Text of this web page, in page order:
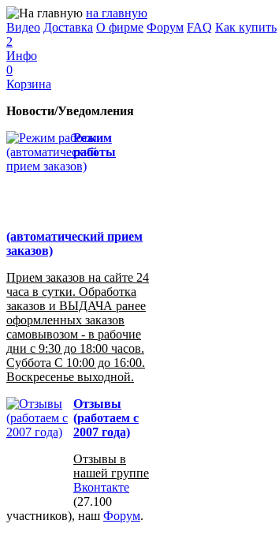
на главную
Видео Доставка О фирме Форум FAQ Как купить
2
Инфо
0
Корзина
Новости/Уведомления
Режим
работы
(автоматический прием
заказов)
Прием заказов на сайте 24
часа в сутки. Обработка
заказов и ВЫДАЧА ранее
оформленных заказов
самовывозом - в рабочие
дни с 9:30 до 18:00 часов.
Суббота С 10:00 до 16:00.
Воскресенье выходной.
Отзывы
(работаем с
2007 года)
Отзывы в
нашей группе
Вконтакте
(27.100
участников), наш Форум.